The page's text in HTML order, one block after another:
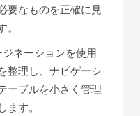
要なものを正確に見
ネーションを使用
整理し、ナビゲーシ
ーブルを小さく管理
す。